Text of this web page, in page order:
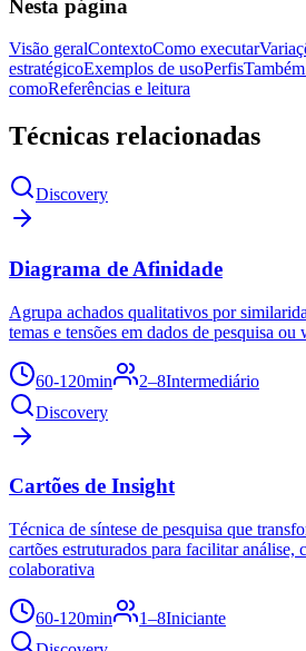
Nesta página
Visão geralContextoComo executar
estratégicoExemplos de usoPerfis
comoReferências e leitura
Técnicas relacionadas
Discovery
Diagrama de Afinidade
Agrupa achados qualitativos por
temas e tensões em dados de pesquisa ou
60-120min 2–8Intermediário
Discovery
Cartões de Insight
Técnica de síntese de pesquisa que
cartões estruturados para facilitar análise,
colaborativa
60-120min 1–8Iniciante